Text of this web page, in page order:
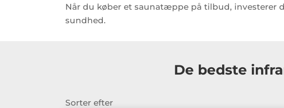
Når du køber et saunatæppe på tilbud, investerer
sundhed.
De bedste
Sorter efter